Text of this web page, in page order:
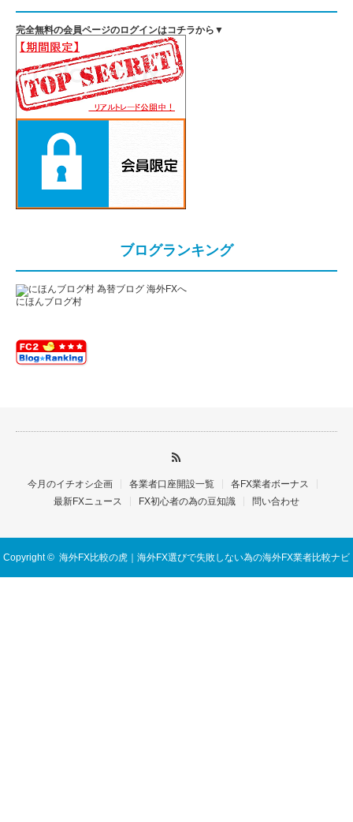
完全無料の会員ページのログインはコチラから▼
ブログランキング
にほんブログ村
今月のイチオシ企画 各業者口座開設一覧
各FX業者ボーナス
最新FXニュース
FX初心者の為の豆知識 問い合わせ
Copyright © 海外FX比較の虎｜海外FX選びで失敗しない為の海外FX業者比較ナビ